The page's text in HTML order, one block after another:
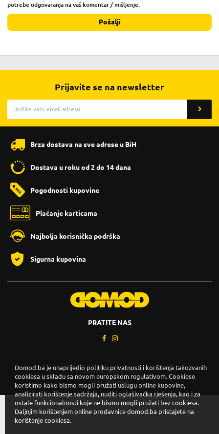
potrebe odgovaranja na vaš komentar / mišljenje.
Pošalji
Prijavite se na newsletter
Brza dostava na sve adrese u BiH
Dostava u roku od 2 do 14 dana
Pogodnosti kupovine
Plaćanje karticama
Najbolja korisnička podrška
Sigurna kupovina
PRATITE NAS
Copyright © 2026. DOMOD.
Uslovi korištenja
Domod.ba je unaprijedio politiku privatnosti i korištenja takozvanih
cookiesa u skladu sa novom europskom regulativom. Cookiese
koristimo kako bismo mogli pružati uslugu online kupovine,
analizirati korištenje sadržaja, nuditi oglašivačka rješenja, kao i za
ostale funkcionalnosti koje ne bismo mogli pružati bez cookiesa.
Daljnjim korištenjem online prodavnice domod.ba pristajete na
korištenje cookiesa.